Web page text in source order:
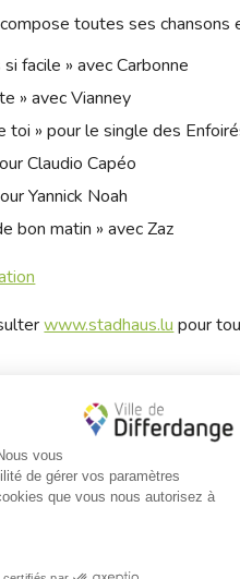
toutes ses
si facile » avec Carbonne
» avec Vianney
toi » pour le single des
Claudio Capéo
Yannick Noah
bon matin » avec Zaz
www.stadhaus.lu pour
sur Facebook
sur Instagram
de Differdange sur YouTube